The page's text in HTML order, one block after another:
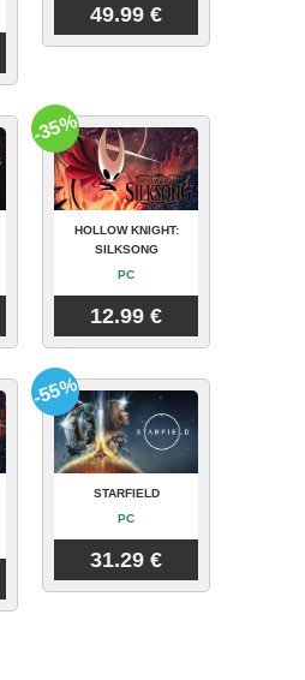
49.99 €
HOLLOW KNIGHT:
SILKSONG
PC
12.99 €
-35%
STARFIELD
PC
31.29 €
-55%